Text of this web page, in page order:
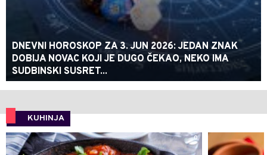
DNEVNI HOROSKOP ZA 3. JUN 2026: JEDAN ZNAK
DOBIJA NOVAC KOJI JE DUGO ČEKAO, NEKO IMA
SUDBINSKI SUSRET...
KUHINJA
0